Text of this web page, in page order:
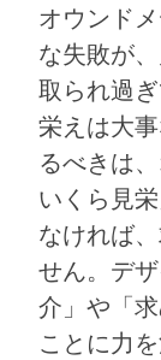
オウンド
な失敗が
取られ過
栄えは大
るべきは
いくら見
なければ
せん。デ
介」や「
ことに力